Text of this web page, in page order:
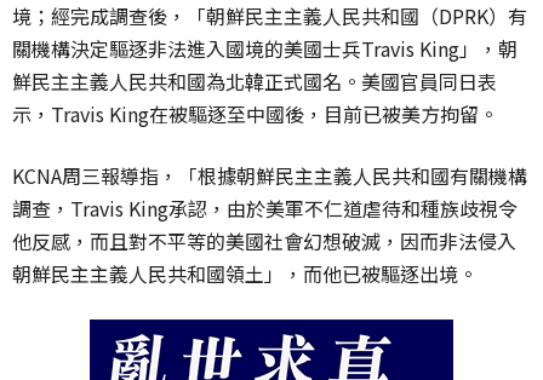
境；經完成調查後，「朝鮮民主主義人民共和國（DPRK）有
關機構決定驅逐非法進入國境的美國士兵Travis King」，朝
鮮民主主義人民共和國為北韓正式國名。美國官員同日表
示，Travis King在被驅逐至中國後，目前已被美方拘留。
KCNA周三報導指，「根據朝鮮民主主義人民共和國有關機構
調查，Travis King承認，由於美軍不仁道虐待和種族歧視令
他反感，而且對不平等的美國社會幻想破滅，因而非法侵入
朝鮮民主主義人民共和國領土」，而他已被驅逐出境。